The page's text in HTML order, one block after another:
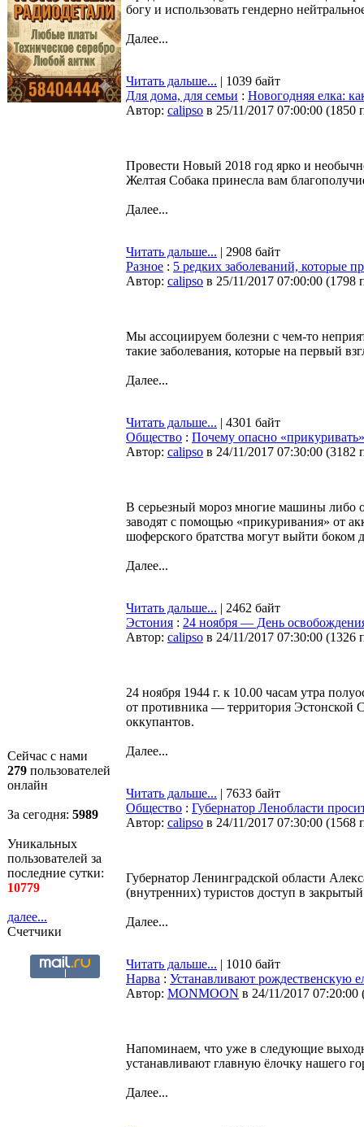
Сейчас с нами
279 пользователей
онлайн
За сегодня: 5989
Уникальных
пользователей за
последние сутки:
10779
далее...
Счетчики
богу и использовать гендерно
Далее...
Читать дальше... | 1039 байт
Для дома, для семьи : Новогодняя елка:
Автор: calipso в 25/11/2017 07:00:00 (1850
Провести Новый 2018 год ярко и
Желтая Собака принесла вам
Далее...
Читать дальше... | 2908 байт
Разное : 5 редких заболеваний, которые
Автор: calipso в 25/11/2017 07:00:00 (1798
Мы ассоциируем болезни с чем-то
такие заболевания, которые на первый
Далее...
Читать дальше... | 4301 байт
Общество : Почему опасно
Автор: calipso в 24/11/2017 07:30:00 (3182
В серьезный мороз многие машины либо
заводят с помощью «прикуривания» от
шоферского братства могут выйти боком
Далее...
Читать дальше... | 2462 байт
Эстония : 24 ноября — День
Автор: calipso в 24/11/2017 07:30:00 (1326
24 ноября 1944 г. к 10.00 часам утра
от противника — территория Эстонской
оккупантов.
Далее...
Читать дальше... | 7633 байт
Общество : Губернатор Ленобласти
Автор: calipso в 24/11/2017 07:30:00 (1568
Губернатор Ленинградской области
(внутренних) туристов доступ в
Далее...
Читать дальше... | 1010 байт
Нарва : Устанавливают рождественскую
Автор: MONMOON в 24/11/2017 07:20:00
Напоминаем, что уже в следующие
устанавливают главную ёлочку нашего
Далее...